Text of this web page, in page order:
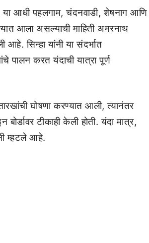
या आधी पहलगाम, चंदनवाडी, शेषनाग आणि
आला असल्याची माहिती अमरनाथ
आहे. सिन्हा यांनी या संदर्भात
पालन करत यंदाची यात्रा पूर्ण
घोषणा करण्यात आली, त्यानंतर
टीकाही केली होती. यंदा मात्र,
म्हटले आहे.